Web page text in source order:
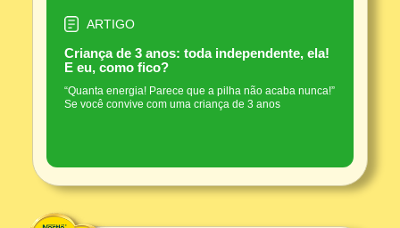
ARTIGO
Criança de 3 anos: toda independente, ela!
E eu, como fico?
“Quanta energia! Parece que a pilha não acaba nunca!”
Se você convive com uma criança de 3 anos